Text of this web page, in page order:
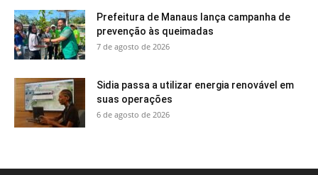
Prefeitura de Manaus lança campanha de
prevenção às queimadas
7 de agosto de 2026
Sidia passa a utilizar energia renovável em
suas operações
6 de agosto de 2026